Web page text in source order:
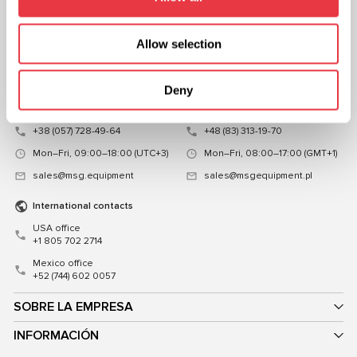
Allow selection
Deny
SOBRE LA EMPRESA
INFORMACIÓN
CONTACTOS
Oficina de representación en
Ucrania
Ucrania, Kiev 03039, calle Mykoly
Hrinchenka18
+38 (057) 728-49-64
Mon–Fri, 09:00–18:00 (UTC+3)
sales@msg.equipment
Oficina de representación en
Polonia
Polonia, Varsovia 03-120, calle
Familijna 27
+48 (83) 313-19-70
Mon–Fri, 08:00–17:00 (GMT+1)
sales@msgequipment.pl
International contacts
USA office
+1 805 702 2714
Mexico office
+52 (744) 602 0057